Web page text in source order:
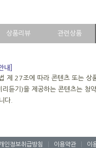
상품리뷰 관련상품
내]
제 27조에 따라 콘텐츠 또는 상
리듣기)을 제공하는 콘텐츠는 청
다.
인정보취급방침 이용약관 이